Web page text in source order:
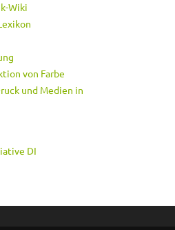
Wiki
von Farbe
und Medien in
DI